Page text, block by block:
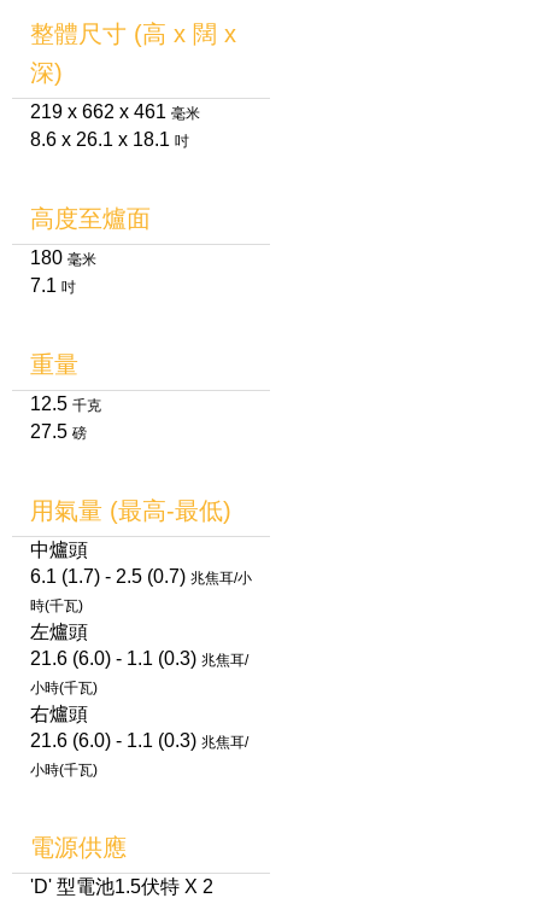
整體尺寸 (高 x 闊 x
深)
219 x 662 x 461 毫米
8.6 x 26.1 x 18.1 吋
高度至爐面
180 毫米
7.1 吋
重量
12.5 千克
27.5 磅
用氣量 (最高-最低)
中爐頭
6.1 (1.7) - 2.5 (0.7) 兆焦耳/小
時(千瓦)
左爐頭
21.6 (6.0) - 1.1 (0.3) 兆焦耳/
小時(千瓦)
右爐頭
21.6 (6.0) - 1.1 (0.3) 兆焦耳/
小時(千瓦)
電源供應
'D' 型電池1.5伏特 X 2